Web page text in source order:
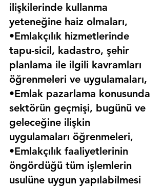
ilişkilerinde kullanma
yeteneğine haiz olmaları,
•Emlakçılık hizmetlerinde
tapu-sicil, kadastro, şehir
planlama ile ilgili kavramları
öğrenmeleri ve uygulamaları,
•Emlak pazarlama konusunda
sektörün geçmişi, bugünü ve
geleceğine ilişkin
uygulamaları öğrenmeleri,
•Emlakçılık faaliyetlerinin
öngördüğü tüm işlemlerin
usulüne uygun yapılabilmesi